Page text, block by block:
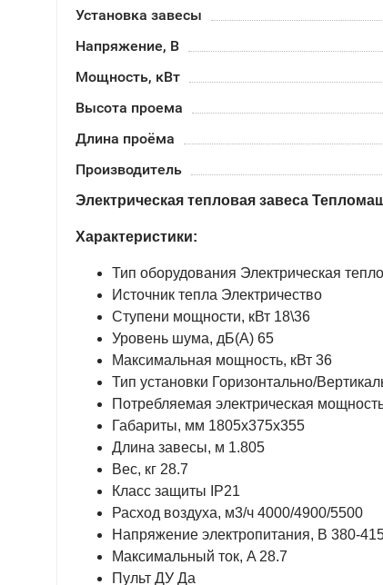
Установка завесы
Напряжение, В
Мощность, кВт
Высота проема
Длина проёма
Производитель
Электрическая тепловая завеса
Характеристики:
Тип оборудования Электрическая
Источник тепла Электричество
Ступени мощности, кВт 18\36
Уровень шума, дБ(А) 65
Максимальная мощность, кВт 36
Тип установки Горизонтально/
Потребляемая электрическая
Габариты, мм 1805х375х355
Длина завесы, м 1.805
Вес, кг 28.7
Класс защиты IP21
Расход воздуха, м3/ч 4000/4900/5500
Напряжение электропитания, В 380-
Максимальный ток, A 28.7
Пульт ДУ Да